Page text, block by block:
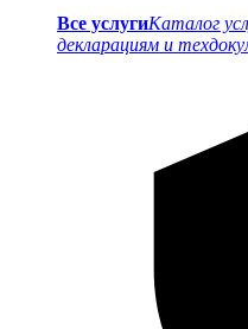
Все услугиКаталог
декларациям и